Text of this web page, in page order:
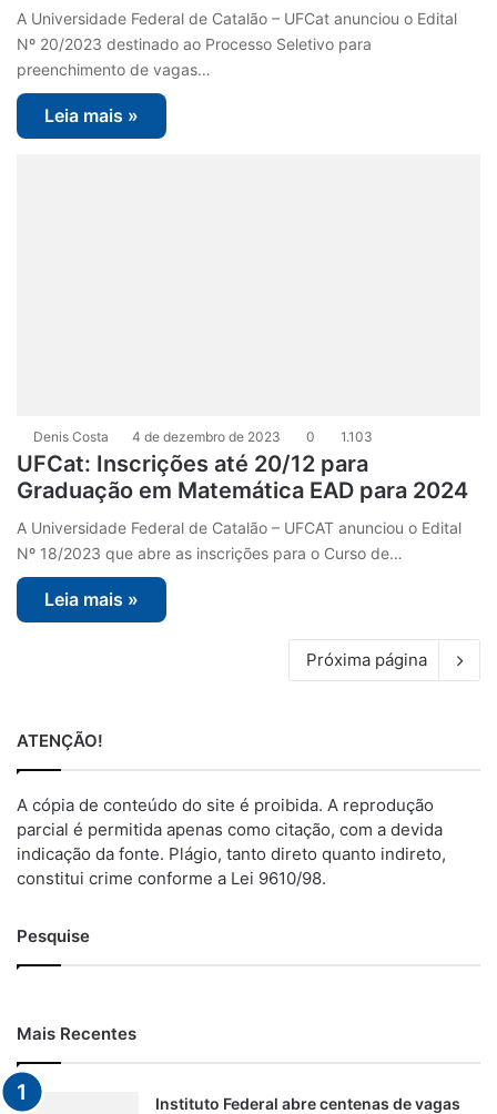
A Universidade Federal de Catalão – UFCat anunciou o Edital
Nº 20/2023 destinado ao Processo Seletivo para
preenchimento de vagas…
Leia mais »
Denis Costa 4 de dezembro de 2023 0 1.103
UFCat: Inscrições até 20/12 para
Graduação em Matemática EAD para 2024
A Universidade Federal de Catalão – UFCAT anunciou o Edital
Nº 18/2023 que abre as inscrições para o Curso de…
Leia mais »
Próxima página
ATENÇÃO!
A cópia de conteúdo do site é proibida. A reprodução
parcial é permitida apenas como citação, com a devida
indicação da fonte. Plágio, tanto direto quanto indireto,
constitui crime conforme a Lei 9610/98.
Pesquise
Mais Recentes
Instituto Federal abre centenas de vagas